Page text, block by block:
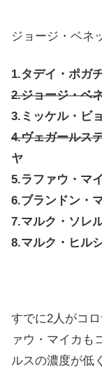
ジョージ・ベネ
1.タデイ・ポガ
2.ジョージ・ベ
3.ミッケル・
4.ヴェガールス
ヤ
5.ラファウ・
6.ブランドン・
7.マルク・ソレ
8.マルク・ヒル
すでに2人がコ
ァウ・マイカも
ルスの濃度が低